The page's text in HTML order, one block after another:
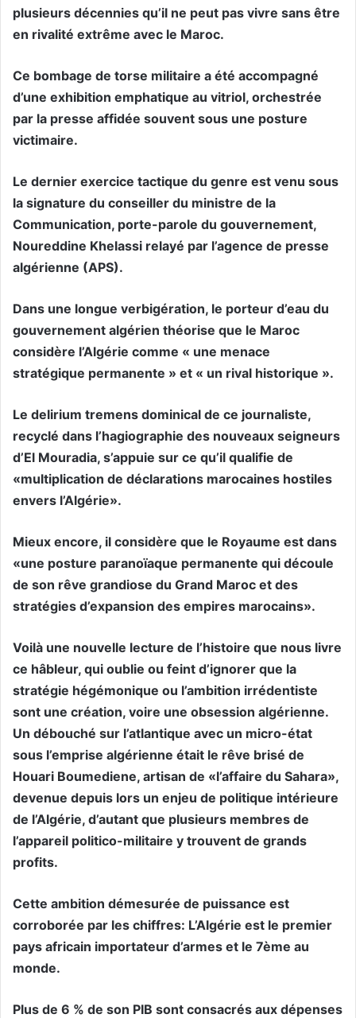
plusieurs décennies qu’il ne peut pas vivre sans être
en rivalité extrême avec le Maroc.
Ce bombage de torse militaire a été accompagné
d’une exhibition emphatique au vitriol, orchestrée
par la presse affidée souvent sous une posture
victimaire.
Le dernier exercice tactique du genre est venu sous
la signature du conseiller du ministre de la
Communication, porte-parole du gouvernement,
Noureddine Khelassi relayé par l’agence de presse
algérienne (APS).
Dans une longue verbigération, le porteur d’eau du
gouvernement algérien théorise que le Maroc
considère l’Algérie comme « une menace
stratégique permanente » et « un rival historique ».
Le delirium tremens dominical de ce journaliste,
recyclé dans l’hagiographie des nouveaux seigneurs
d’El Mouradia, s’appuie sur ce qu’il qualifie de
«multiplication de déclarations marocaines hostiles
envers l’Algérie».
Mieux encore, il considère que le Royaume est dans
«une posture paranoïaque permanente qui découle
de son rêve grandiose du Grand Maroc et des
stratégies d’expansion des empires marocains».
Voilà une nouvelle lecture de l’histoire que nous livre
ce hâbleur, qui oublie ou feint d’ignorer que la
stratégie hégémonique ou l’ambition irrédentiste
sont une création, voire une obsession algérienne.
Un débouché sur l’atlantique avec un micro-état
sous l’emprise algérienne était le rêve brisé de
Houari Boumediene, artisan de «l’affaire du Sahara»,
devenue depuis lors un enjeu de politique intérieure
de l’Algérie, d’autant que plusieurs membres de
l’appareil politico-militaire y trouvent de grands
profits.
Cette ambition démesurée de puissance est
corroborée par les chiffres: L’Algérie est le premier
pays africain importateur d’armes et le 7ème au
monde.
Plus de 6 % de son PIB sont consacrés aux dépenses